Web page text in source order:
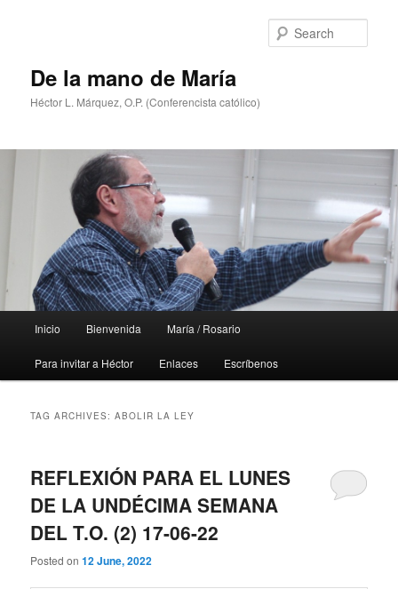
De la mano de María
Héctor L. Márquez, O.P. (Conferencista católico)
Inicio Bienvenida María / Rosario
Para invitar a Héctor Enlaces Escríbenos
TAG ARCHIVES:ABOLIR LA LEY
REFLEXIÓN PARA EL LUNES
DE LA UNDÉCIMA SEMANA
DEL T.O. (2) 17-06-22
Posted on12 June, 2022